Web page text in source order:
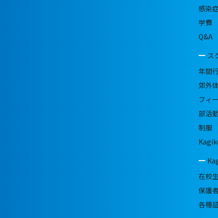
感染
学費
Q&A
ス
年間
郊外
フィ
部活
制服
在校
保護
各種